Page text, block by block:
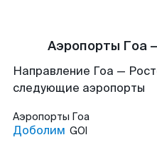
Аэропорты Гоа
Направление Гоа —
следующие аэропорты
Аэропорты Гоа
Доболим GOI